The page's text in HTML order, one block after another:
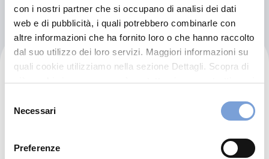
con i nostri partner che si occupano di analisi dei dati
web e di pubblicità, i quali potrebbero combinarle con
altre informazioni che ha fornito loro o che hanno raccolto
dal suo utilizzo dei loro servizi. Maggiori informazioni su
quali cookie utilizziamo nella sezione Dettagli. Scopra di
più su chi siamo, come può contattarci e come trattiamo i
può trovare nel footer del sito nella sezione "Informativa
delNecessari
Preferenze
Al Karama Teaching Hospital
Baghdad (3D)